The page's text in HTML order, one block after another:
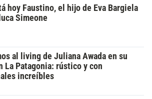
hoy Faustino, el hijo de Eva Bargiela
Simeone
al living de Juliana Awada en su
La Patagonia: rústico y con
increíbles